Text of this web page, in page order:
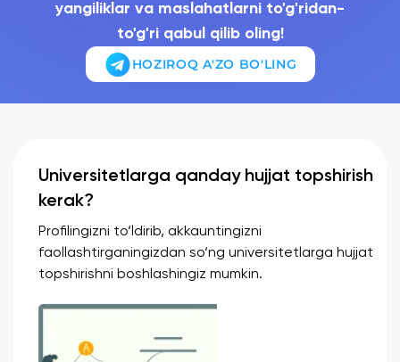
yangiliklar va maslahatlarni to'g'ridan-
to'g'ri qabul qilib oling!
HOZIROQ A'ZO BO'LING
Universitetlarga qanday hujjat topshirish
kerak?
Profilingizni to‘ldirib, akkauntingizni
faollashtirganingizdan so‘ng universitetlarga hujjat
topshirishni boshlashingiz mumkin.